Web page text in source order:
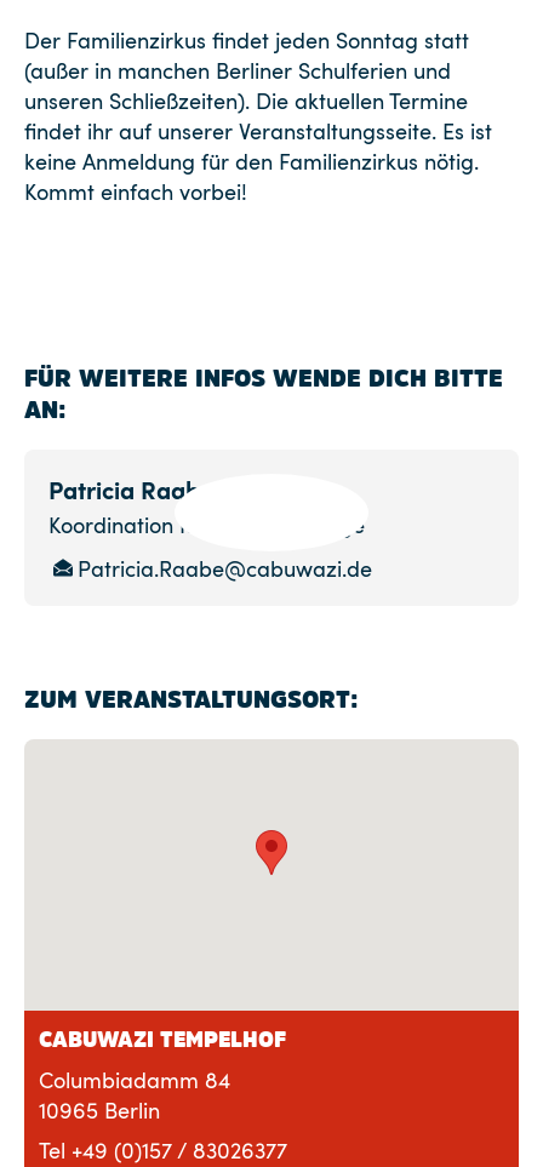
Der Familienzirkus findet jeden Sonntag statt
(außer in manchen Berliner Schulferien und
unseren Schließzeiten). Die aktuellen Termine
findet ihr auf unserer Veranstaltungsseite. Es ist
keine Anmeldung für den Familienzirkus nötig.
Kommt einfach vorbei!
FÜR WEITERE INFOS WENDE DICH BITTE
AN:
Patricia Raabe
Koordination Kindergeburtstage
Patricia.Raabe@cabuwazi.de
ZUM VERANSTALTUNGSORT:
CABUWAZI TEMPELHOF
Columbiadamm 84
10965 Berlin
Tel +49 (0)157 / 83026377